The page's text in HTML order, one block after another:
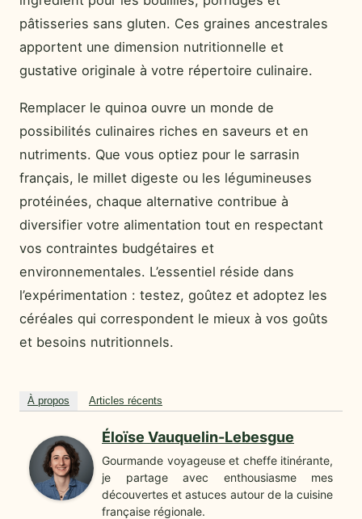
pâtisseries sans gluten. Ces graines ancestrales
apportent une dimension nutritionnelle et
gustative originale à votre répertoire culinaire.
Remplacer le quinoa ouvre un monde de
possibilités culinaires riches en saveurs et en
nutriments. Que vous optiez pour le sarrasin
français, le millet digeste ou les légumineuses
protéinées, chaque alternative contribue à
diversifier votre alimentation tout en respectant
vos contraintes budgétaires et
environnementales. L’essentiel réside dans
l’expérimentation : testez, goûtez et adoptez les
céréales qui correspondent le mieux à vos goûts
et besoins nutritionnels.
À propos Articles récents
Éloïse Vauquelin-Lebesgue
Gourmande voyageuse et cheffe itinérante,
je partage avec enthousiasme mes
découvertes et astuces autour de la cuisine
française régionale.